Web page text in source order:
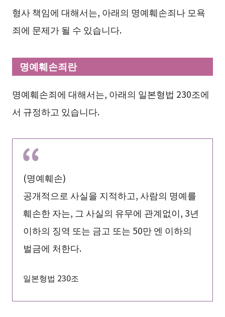
형사 책임에 대해서는, 아래의 명예훼손죄나 모욕
죄에 문제가 될 수 있습니다.
명예훼손죄란
명예훼손죄에 대해서는, 아래의 일본형법 230조에
서 규정하고 있습니다.
(명예훼손)
공개적으로 사실을 지적하고, 사람의 명예를
훼손한 자는, 그 사실의 유무에 관계없이, 3년
이하의 징역 또는 금고 또는 50만 엔 이하의
벌금에 처한다.
일본형법 230조